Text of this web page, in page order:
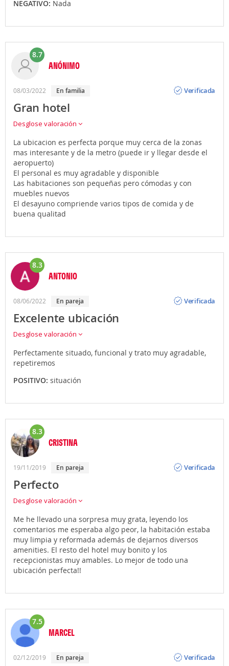
NEGATIVO: Nada
8.7
ANÓNIMO
08/03/2022 en familia
Verificada
Gran hotel
Desglose valoración
La ubicacion es perfecta porque muy cerca de la zonas
mas interesante y de la metro (puede ir y llegar desde el
aeropuerto)
El personal es muy agradable y disponible
Las habitaciones son pequeñas pero cómodas y con
muebles nuevos
El desayuno compriende varios tipos de comida y de
buena qualitad
8.3
ANTONIO
08/06/2022 en pareja
Verificada
Excelente ubicación
Desglose valoración
Perfectamente situado, funcional y trato muy agradable,
repetiremos
POSITIVO: situación
8.3
CRISTINA
19/11/2019 en pareja
Verificada
Perfecto
Desglose valoración
Me he llevado una sorpresa muy grata, leyendo los
comentarios me esperaba algo peor, la habitación estaba
muy limpia y reformada además de dejarnos diversos
amenities. El resto del hotel muy bonito y los
recepcionistas muy amables. Lo mejor de todo una
ubicación perfecta!!
7.5
MARCEL
02/12/2019 en pareja
Verificada